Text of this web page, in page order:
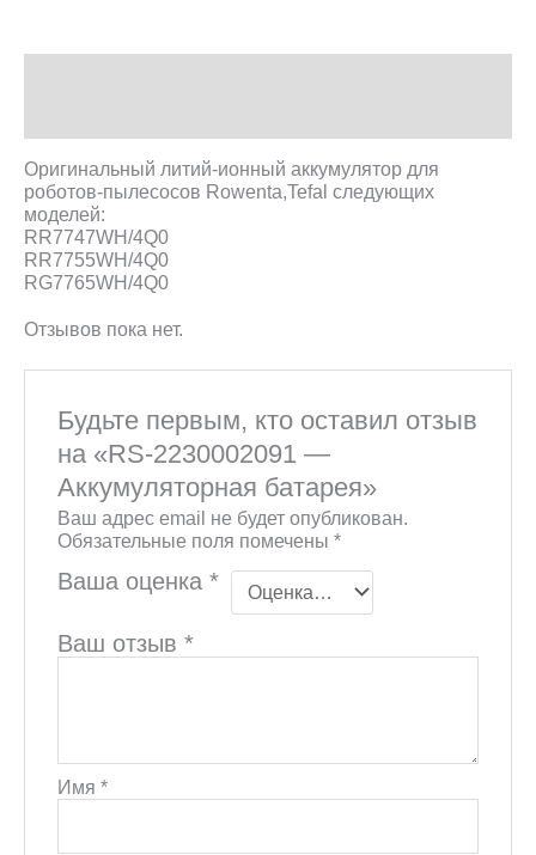
Оригинальный литий-ионный аккумулятор для
роботов-пылесосов Rowenta,Tefal следующих
моделей:
RR7747WH/4Q0
RR7755WH/4Q0
RG7765WH/4Q0
Отзывов пока нет.
Будьте первым, кто оставил отзыв
на «RS-2230002091 —
Аккумуляторная батарея»
Ваш адрес email не будет опубликован.
Обязательные поля помечены*
Ваша оценка*
Ваш отзыв*
Имя*